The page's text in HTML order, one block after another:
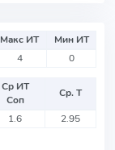
Макс ИТ
Мин ИТ
4 0
Ср ИТ
Соп
Ср. Т
1.6 2.95